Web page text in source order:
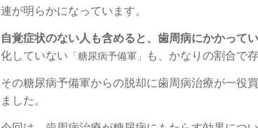
連が明らかになっています。
自覚症状のない人も含めると、 歯周病にかかって
化していない 「糖尿病予備軍」 も かなりの割合で
その糖尿病予備軍からの脱却に歯周病治療が一役
ました。